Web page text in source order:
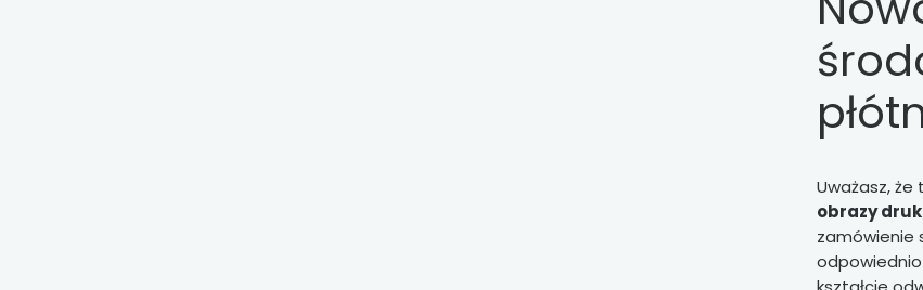
Uważasz, że
obrazy
zamówienie